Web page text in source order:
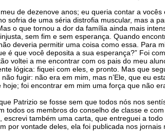
de dezenove anos; eu queria contar a
sofria de uma séria distrofia muscular, mas a
o que tornou a dor da família ainda mais
sem fim e sem esperança. Quando
deveria permitir uma coisa como essa. Para
é que você deposita a sua esperança?” Foi
voltei a me encontrar com os pais do meu
lógica: fiquei com eles, e pronto. Mas que
fugir: não era em mim, mas n’Ele, que eu
foi encontrar em mim uma força que não
Patrizio se fosse sem que todos nós nos
os membros do conselho de classe e
também uma carta, que entreguei a
por vontade deles, ela foi publicada nos